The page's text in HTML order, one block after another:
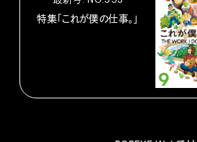
特集「これが僕の仕事。」